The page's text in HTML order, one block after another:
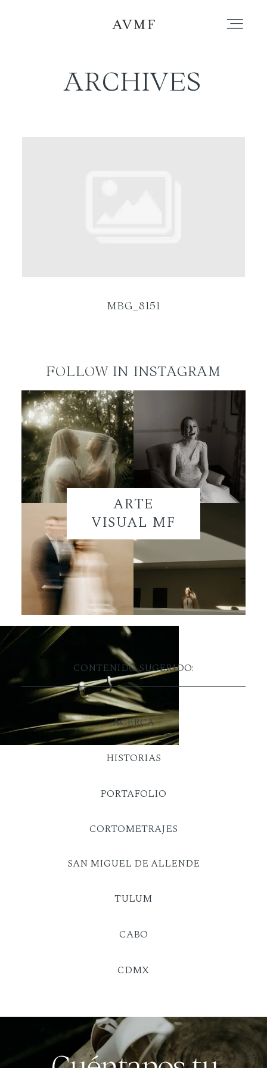
PORTAFOLIO
ARCHIVES
MBG_8151
FOLLOW IN INSTAGRAM
ARTE
VISUAL MF
CONTENIDO SUGERIDO:
ACERCA
SAN MIGUEL DE ALLENDE
HISTORIAS
TULUM
PORTAFOLIO
CABO
CDMX
CORTOMETRAJES